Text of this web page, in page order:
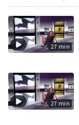
27 min
27 min